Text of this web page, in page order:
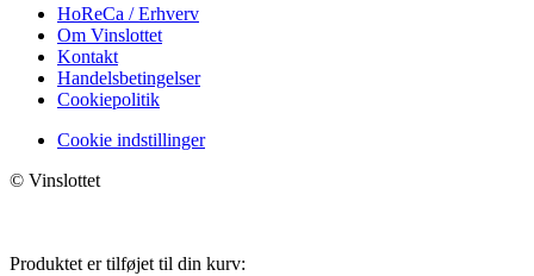
HoReCa / Erhverv
Om Vinslottet
Kontakt
Handelsbetingelser
Cookiepolitik
Cookie indstillinger
© Vinslottet
Produktet er tilføjet til din kurv: